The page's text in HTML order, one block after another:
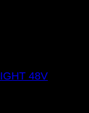
48V